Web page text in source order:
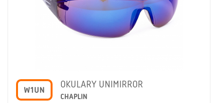
W1UN
OKULARY UNIMIRROR
CHAPLIN